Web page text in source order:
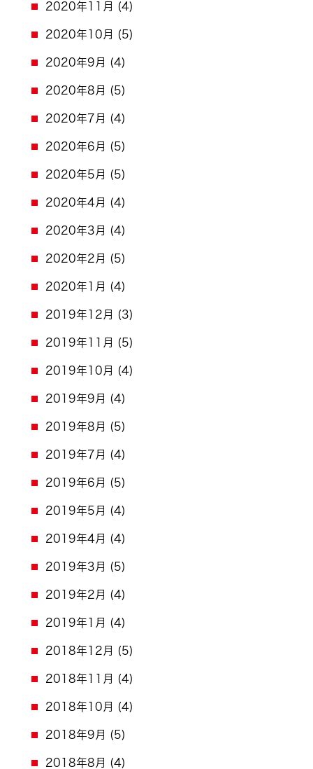
2020年11月 (4)
2020年10月 (5)
2020年9月 (4)
2020年8月 (5)
2020年7月 (4)
2020年6月 (5)
2020年5月 (5)
2020年4月 (4)
2020年3月 (4)
2020年2月 (5)
2020年1月 (4)
2019年12月 (3)
2019年11月 (5)
2019年10月 (4)
2019年9月 (4)
2019年8月 (5)
2019年7月 (4)
2019年6月 (5)
2019年5月 (4)
2019年4月 (4)
2019年3月 (5)
2019年2月 (4)
2019年1月 (4)
2018年12月 (5)
2018年11月 (4)
2018年10月 (4)
2018年9月 (5)
2018年8月 (4)